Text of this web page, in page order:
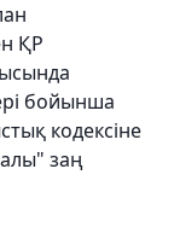
ҚР
бойынша
кодексіне
заң